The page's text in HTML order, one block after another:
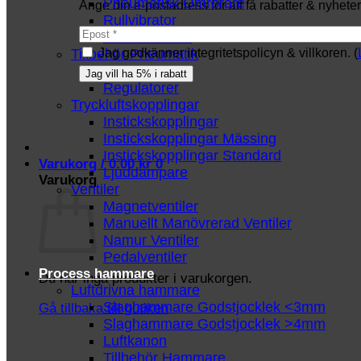
Ange din e-postadress för att få rabatter &
Jag godkänner integritetspolicyn & villkoren. (
Varukorg /0.00kr 0
Varukorg
Du har inga produkter i varukorgen.
Gå tillbaka till butiken
Pneumatisk Omrörare
Rullvibrator
Turbinvibrator
Tillbehör Pneumatik
Luftslang
Regulatorer
Tryckluftskopplingar
Instickskopplingar
Instickskopplingar Mässing
Instickskopplingar Standard
Ljuddämpare
Ventiler
Magnetventiler
Manuellt Manövrerad Ventiler
Namur Ventiler
Pedalventiler
Process hammare
Luftdrivna hammare
Slaghammare Godstjocklek <3mm
Slaghammare Godstjocklek >4mm
Luftkanon